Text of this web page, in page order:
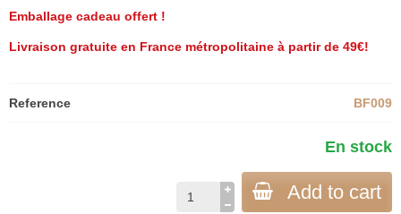
Emballage cadeau offert !
Livraison gratuite en France métropolitaine à partir de 49€!
Reference BF009
En stock
Add to cart